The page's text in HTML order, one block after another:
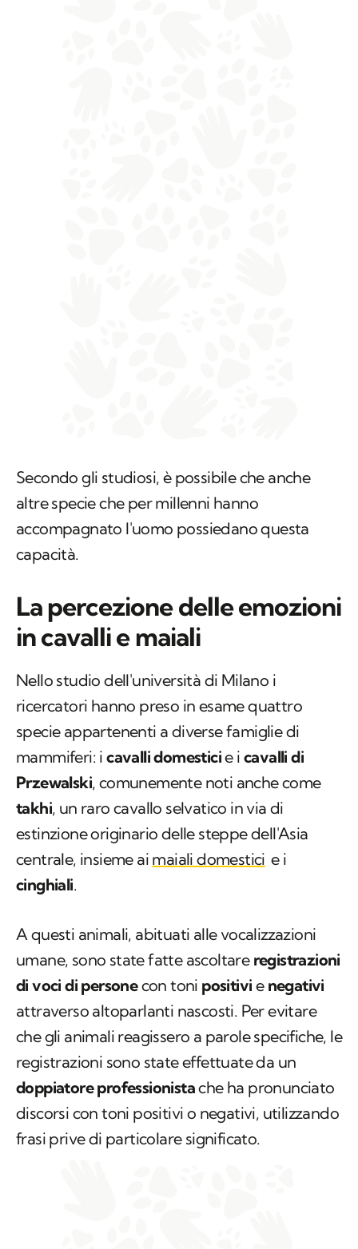
Secondo gli studiosi, è possibile che anche
altre specie che per millenni hanno
accompagnato l'uomo possiedano questa
capacità.
La percezione delle emozioni
in cavalli e maiali
Nello studio dell'università di Milano i
ricercatori hanno preso in esame quattro
specie appartenenti a diverse famiglie di
mammiferi: icavalli domesticie icavalli di
Przewalski, comunemente noti anche come
takhi, un raro cavallo selvatico in via di
estinzione originario delle steppe dell'Asia
centrale, insieme ai maiali domestici e i
cinghiali.
A questi animali, abituati alle vocalizzazioni
umane, sono state fatte ascoltare registrazioni
di voci di personecon toni positivi e negativi
attraverso altoparlanti nascosti. Per evitare
che gli animali reagissero a parole specifiche, le
registrazioni sono state effettuate da un
doppiatore professionistache ha pronunciato
discorsi con toni positivi o negativi, utilizzando
frasi prive di particolare significato.